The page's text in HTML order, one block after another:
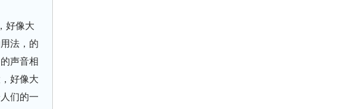
好像大
法，的
声音相
好像大
们的一